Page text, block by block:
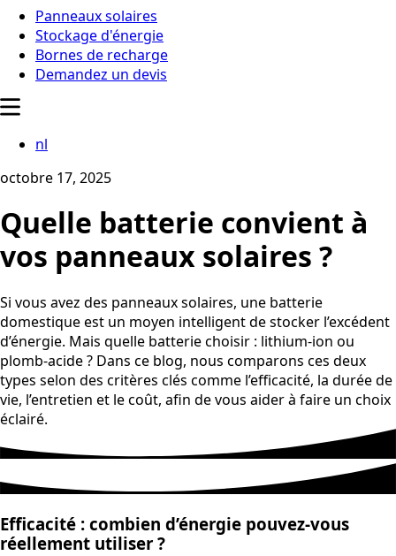
Panneaux solaires
Stockage d'énergie
Bornes de recharge
Demandez un devis
nl
octobre 17, 2025
Quelle batterie convient à
vos panneaux solaires ?
Si vous avez des panneaux solaires, une batterie
domestique est un moyen intelligent de stocker l’excédent
d’énergie. Mais quelle batterie choisir : lithium-ion ou
plomb-acide ? Dans ce blog, nous comparons ces deux
types selon des critères clés comme l’efficacité, la durée de
vie, l’entretien et le coût, afin de vous aider à faire un choix
éclairé.
Efficacité : combien d’énergie pouvez-vous
réellement utiliser ?